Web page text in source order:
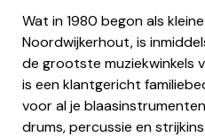
Wat in 1980 begon als
Noordwijkerhout, is
de grootste muziekwinkels
is een klantgericht
voor al je
drums, percussie en